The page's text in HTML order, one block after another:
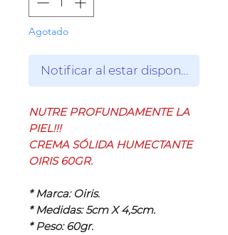
Agotado
Notificar al estar disponible
NUTRE PROFUNDAMENTE LA
PIEL!!!
CREMA SÓLIDA HUMECTANTE
OIRIS 60GR.
* Marca: Oiris.
* Medidas: 5cm X 4,5cm.
* Peso: 60gr.